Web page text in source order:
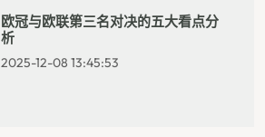
欧冠与欧联第三名对决的五大看点分
析
2025-12-08 13:45:53